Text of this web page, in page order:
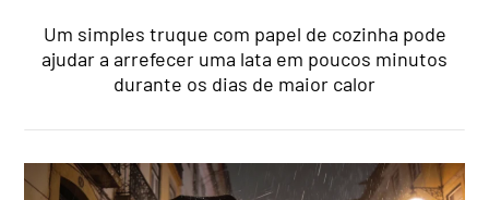
Um simples truque com papel de cozinha pode
ajudar a arrefecer uma lata em poucos minutos
durante os dias de maior calor